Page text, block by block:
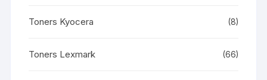
Toners Kyocera (8)
Toners Lexmark (66)